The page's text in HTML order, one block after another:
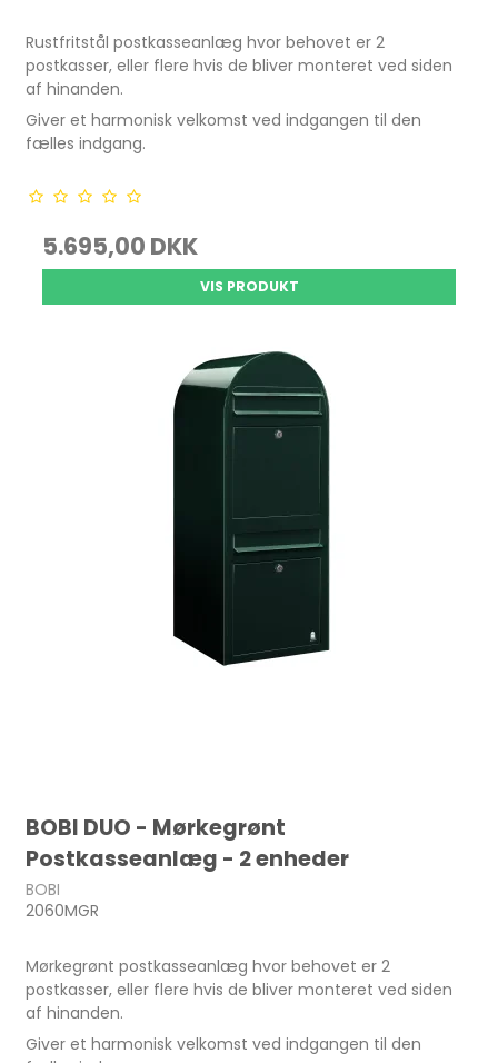
Rustfritstål postkasseanlæg hvor behovet er 2
postkasser, eller flere hvis de bliver monteret ved siden
af hinanden.
Giver et harmonisk velkomst ved indgangen til den
fælles indgang.
5.695,00 DKK
VIS PRODUKT
BOBI DUO - Mørkegrønt
Postkasseanlæg - 2 enheder
BOBI
2060MGR
Mørkegrønt postkasseanlæg hvor behovet er 2
postkasser, eller flere hvis de bliver monteret ved siden
af hinanden.
Giver et harmonisk velkomst ved indgangen til den